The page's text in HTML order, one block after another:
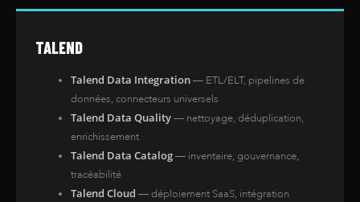
TALEND
Talend Data Integration— ETL/ELT, pipelines de
données, connecteurs universels
Talend Data Quality— nettoyage, déduplication,
enrichissement
Talend Data Catalog— inventaire, gouvernance,
tracéabilité
Talend Cloud — déploiement SaaS, intégration